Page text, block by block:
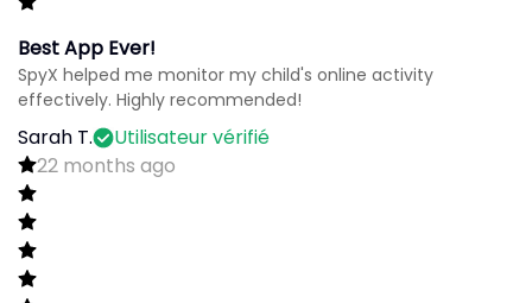
Best App Ever!
SpyX helped me monitor my child's online activity
effectively. Highly recommended!
Sarah T.
Utilisateur vérifié
22 months ago